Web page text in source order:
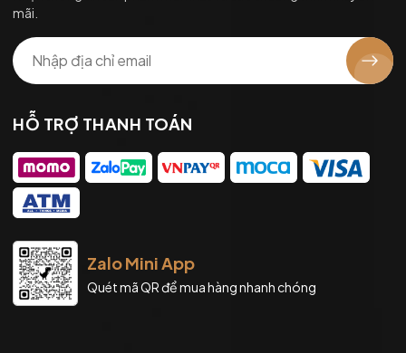
mãi.
HỖ TRỢ THANH TOÁN
Zalo Mini App
Quét mã QR để mua hàng nhanh chóng